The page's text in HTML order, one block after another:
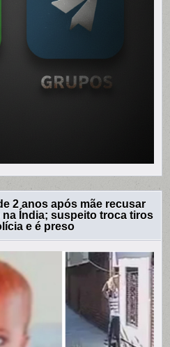
2 anos após mãe recusar
Índia; suspeito troca tiros
e é preso